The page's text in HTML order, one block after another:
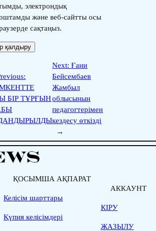
электрондық
және веб-сайтты осы
сақтаңыз.
БІР ТҰРҒЫН
Next:Ғани
Бейсембаев
Жамбыл
облысының
педагогтерімен
кездесу өткізді
→
ҚОСЫМША АҚПАРАТ
Келісім шарттары
Қүпия келісімдері
АККАУНТ
КІРУ
ЖАЗЫЛУ